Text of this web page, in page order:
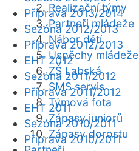
Realizační týmy
Partneři mládeže
Nábor dětí
Úspěchy mládeže
ZŠ Labská
SMS servis
Týmová fota
Zápasy juniorů
Zápasy dorostu
Příprava 2013/2014
Sezóna 2012/2013
Příprava 2012/2013
EHT 2012
Sezóna 2011/2012
Příprava 2011/2012
EHT 2011
Sezóna 2010/2011
Příprava 2010/2011